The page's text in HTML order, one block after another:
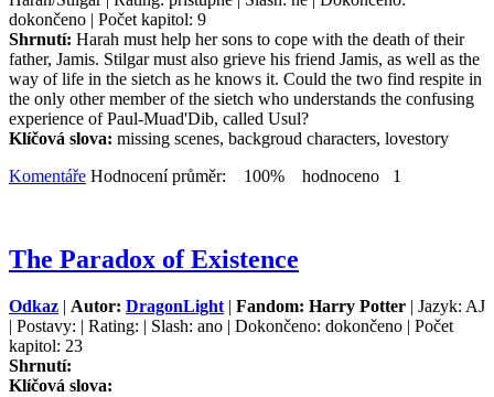
dokončeno | Počet kapitol: 9
Shrnutí: Harah must help her sons to cope with the death of their
father, Jamis. Stilgar must also grieve his friend Jamis, as well as the
way of life in the sietch as he knows it. Could the two find respite in
the only other member of the sietch who understands the confusing
experience of Paul-Muad'Dib, called Usul?
Klíčová slova: missing scenes, backgroud characters, lovestory
Komentáře Hodnocení průměr: 100% hodnoceno 1
The Paradox of Existence
Odkaz | Autor: DragonLight | Fandom: Harry Potter | Jazyk: AJ
| Postavy: | Rating: | Slash: ano | Dokončeno: dokončeno | Počet
kapitol: 23
Shrnutí:
Klíčová slova: